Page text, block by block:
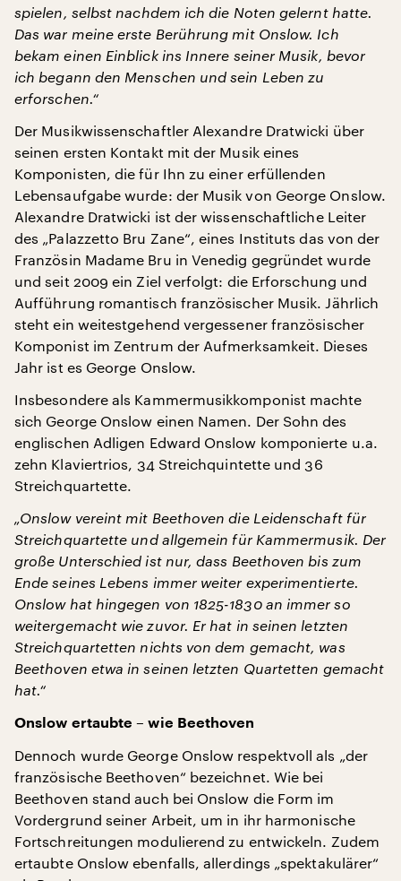
spielen, selbst nachdem ich die Noten gelernt hatte.
Das war meine erste Berührung mit Onslow. Ich
bekam einen Einblick ins Innere seiner Musik, bevor
ich begann den Menschen und sein Leben zu
erforschen.“
Der Musikwissenschaftler Alexandre Dratwicki über
seinen ersten Kontakt mit der Musik eines
Komponisten, die für Ihn zu einer erfüllenden
Lebensaufgabe wurde: der Musik von George Onslow.
Alexandre Dratwicki ist der wissenschaftliche Leiter
des „Palazzetto Bru Zane“, eines Instituts das von der
Französin Madame Bru in Venedig gegründet wurde
und seit 2009 ein Ziel verfolgt: die Erforschung und
Aufführung romantisch französischer Musik. Jährlich
steht ein weitestgehend vergessener französischer
Komponist im Zentrum der Aufmerksamkeit. Dieses
Jahr ist es George Onslow.
Insbesondere als Kammermusikkomponist machte
sich George Onslow einen Namen. Der Sohn des
englischen Adligen Edward Onslow komponierte u.a.
zehn Klaviertrios, 34 Streichquintette und 36
Streichquartette.
„Onslow vereint mit Beethoven die Leidenschaft für
Streichquartette und allgemein für Kammermusik. Der
große Unterschied ist nur, dass Beethoven bis zum
Ende seines Lebens immer weiter experimentierte.
Onslow hat hingegen von 1825-1830 an immer so
weitergemacht wie zuvor. Er hat in seinen letzten
Streichquartetten nichts von dem gemacht, was
Beethoven etwa in seinen letzten Quartetten gemacht
hat.“
Onslow ertaubte – wie Beethoven
Dennoch wurde George Onslow respektvoll als „der
französische Beethoven“ bezeichnet. Wie bei
Beethoven stand auch bei Onslow die Form im
Vordergrund seiner Arbeit, um in ihr harmonische
Fortschreitungen modulierend zu entwickeln. Zudem
ertaubte Onslow ebenfalls, allerdings „spektakulärer“